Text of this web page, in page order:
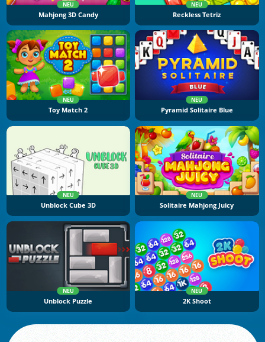
NEU
Mahjong 3D Candy
NEU
Reckless Tetriz
NEU
Toy Match 2
NEU
Pyramid Solitaire Blue
NEU
Unblock Cube 3D
NEU
Solitaire Mahjong Juicy
NEU
Unblock Puzzle
NEU
2K Shoot